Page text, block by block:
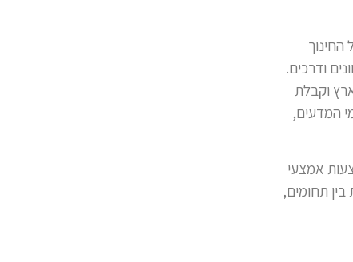
ודרכים.
וקבלת
המדעים,
אמצעי
תחומים,